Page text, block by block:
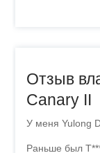
Отзыв
Canary II
У меня Yulong
Раньше был